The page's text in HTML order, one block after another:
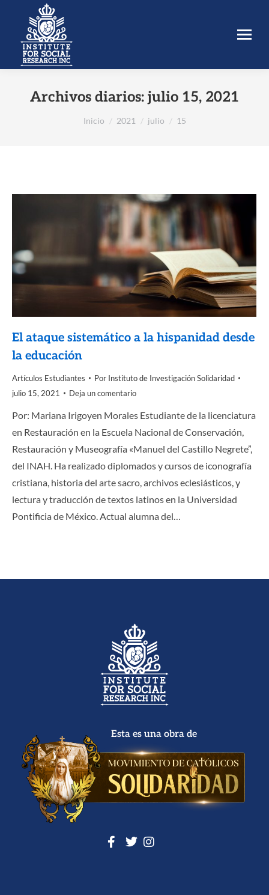
Archivos diarios: julio 15, 2021
Estás aquí:
Inicio 2021 julio 15
El ataque sistemático a la hispanidad desde
la educación
Artículos Estudiantes Por Instituto de Investigación Solidaridad
julio 15, 2021
Deja un comentario
Por: Mariana Irigoyen Morales Estudiante de la licenciatura
en Restauración en la Escuela Nacional de Conservación,
Restauración y Museografía «Manuel del Castillo Negrete”,
del INAH. Ha realizado diplomados y cursos de iconografía
cristiana, historia del arte sacro, archivos eclesiásticos, y
lectura y traducción de textos latinos en la Universidad
Pontificia de México. Actual alumna del…
Esta es una obra de